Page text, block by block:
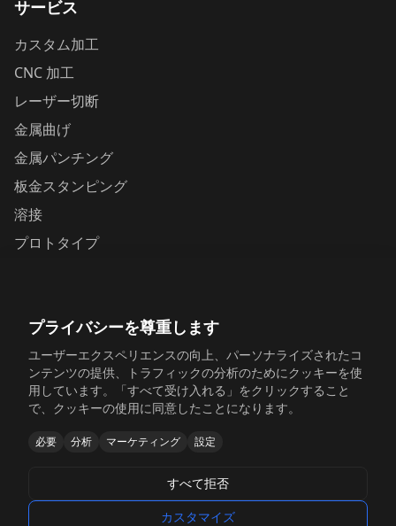
サービス
カスタム加工
CNC 加工
レーザー切断
金属曲げ
金属パンチング
板金スタンピング
溶接
プロトタイプ
Yunhai Industrial Park, Changping Town, Dongguan,
Guangdong, China
+86 198 6518 5054
sales@sinosheetmetal.com
Mon-Fri: 8AM-6PM CST
プライバシーを尊重します
ユーザーエクスペリエンスの向上、パーソナライズされたコ
ンテンツの提供、トラフィックの分析のためにクッキーを使
用しています。「すべて受け入れる」をクリックすること
で、クッキーの使用に同意したことになります。
必要 分析 マーケティング 設定
すべて拒否
カスタマイズ